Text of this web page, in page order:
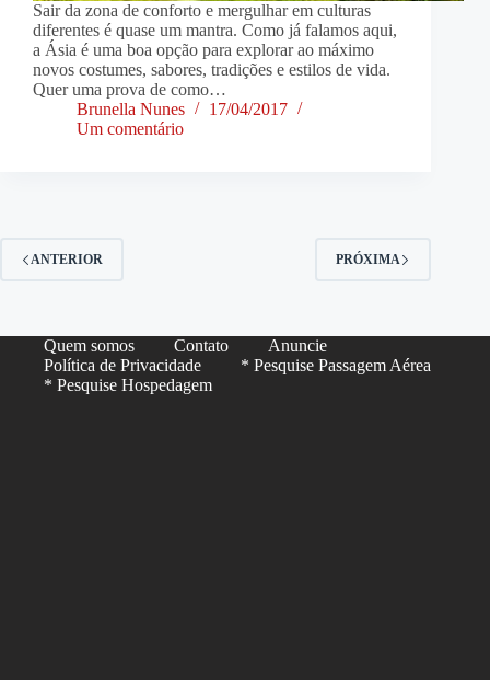
Sair da zona de conforto e mergulhar em culturas
diferentes é quase um mantra. Como já falamos aqui,
a Ásia é uma boa opção para explorar ao máximo
novos costumes, sabores, tradições e estilos de vida.
Quer uma prova de como…
Brunella Nunes
17/04/2017
Um comentário
ANTERIOR PRÓXIMA
Quem somos Contato
Anuncie
Política de Privacidade
* Pesquise Passagem Aérea
* Pesquise Hospedagem